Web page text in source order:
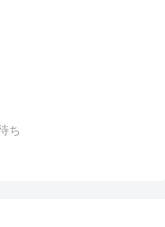
ち